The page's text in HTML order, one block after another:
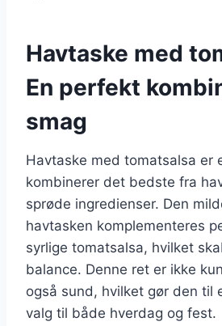
Havtaske med
En perfekt
smag
Havtaske med tomatsalsa er
kombinerer det bedste fra
sprøde ingredienser. Den
havtasken komplementeres
syrlige tomatsalsa, hvilket
balance. Denne ret er ikke
også sund, hvilket gør den til
valg til både hverdag og fest.